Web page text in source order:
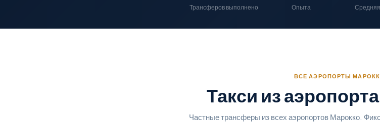
Трансферов выполнено Опыта
ВСЕ АЭРОПОРТЫ
Такси из
Частные трансферы из всех аэропортов Марокко.